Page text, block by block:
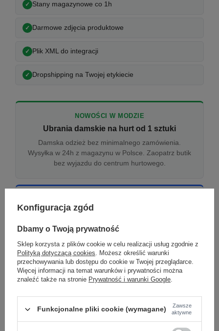
Stany magazynowe co 1h
Darmowe zdjęcia produktowe
Plik XML do integracji
Dropshipping na Twojej etykiecie
NOWOŚCI W MODZIE
Ubrania damskie na hurt od 1 sztuki
Damska odzież bez minimalnego zamówienia.
Wysyłka w 24h z magazynu w Polsce. Zaopatrz butik
bez wyjazdu do centrum hurtowego.
Odzież damska hurtowo online
Internetowa hurtownia damska z plikiem XML/CSV.
Aktualizacja stanów co godzinę.
DROPSHIPPING
Damskie ubrania w dropshippingu
Hurt odzieży damskiej z wysyłką na etykiecie Twojego
sklepu w całej UE. Zero magazynu, zero
Konfiguracja zgód
Dbamy o Twoją prywatność
Sklep korzysta z plików cookie w celu realizacji usług zgodnie z
Polityką dotyczącą cookies. Możesz określić warunki
przechowywania lub dostępu do cookie w Twojej przeglądarce.
Więcej informacji na temat warunków i prywatności można
znaleźć także na stronie Prywatność i warunki Google.
Funkcjonalne pliki cookie (wymagane)
Zawsze
aktywne